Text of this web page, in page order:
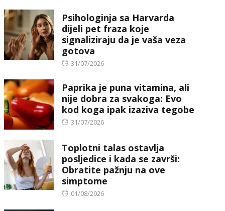
Psihologinja sa Harvarda
dijeli pet fraza koje
signaliziraju da je vaša veza
gotova
Posted
31/07/2026
Paprika je puna vitamina, ali
nije dobra za svakoga: Evo
kod koga ipak izaziva tegobe
Posted
31/07/2026
Toplotni talas ostavlja
posljedice i kada se završi:
Obratite pažnju na ove
simptome
Posted
01/08/2026